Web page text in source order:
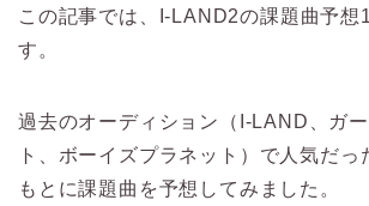
この記事では、I-LAND2の課題曲予想
す。
過去のオーディション（I-LAND、ガ
ト、ボーイズプラネット）で人気だっ
もとに課題曲を予想してみました。